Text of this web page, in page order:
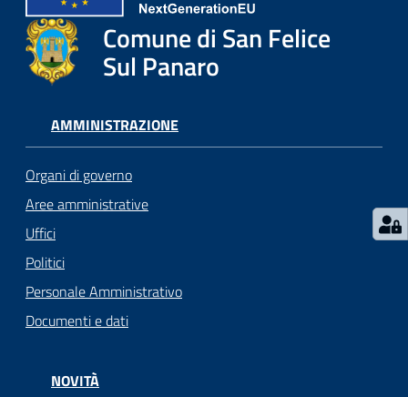
c
o
n
s
g
Comune di San Felice
Sul Panaro
AMMINISTRAZIONE
Organi di governo
Aree amministrative
Uffici
Politici
Personale Amministrativo
Documenti e dati
NOVITÀ